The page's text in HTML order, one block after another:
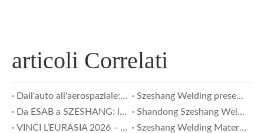
articoli Correlati
Dall'auto all'aerospaziale: come una piccola fabbrica cinese ha infranto un monopolio di 40 anni sul filo per saldatura
Szeshang Welding presenta un rapporto di esperti sulle prestazioni di saldatura delle leghe di alluminio alla 29a fiera di saldatura e taglio di Essen a Pechino
Da ESAB a SZESHANG: la scelta di Yingli Automotive per la sostituzione a livello nazionale
Shandong Szeshang Welding alla 29a fiera della saldatura e del taglio di Essen a Pechino
VINCI L’EURASIA 2026 – Yüksek Performanslı Kaynak Sarf Malzemeleri Sizi Bekliyor
Szeshang Welding Materials sarà presente al WIN EURASIA 2026 – Stand C194 | Materiali di consumo per saldatura robotizzata